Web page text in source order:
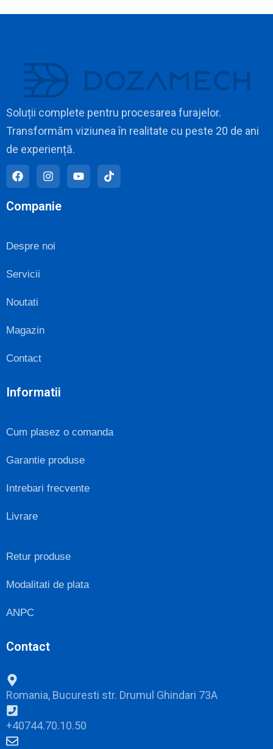
Soluții complete pentru procesarea furajelor.
Transformăm viziunea în realitate cu peste 20 de ani
de experiență.
Companie
Despre noi
Servicii
Noutati
Magazin
Contact
Informatii
Cum plasez o comanda
Garantie produse
Intrebari frecvente
Livrare
Retur produse
Modalitati de plata
ANPC
Contact
Romania, Bucuresti str. Drumul Ghindari 73A
+40744.70.10.50